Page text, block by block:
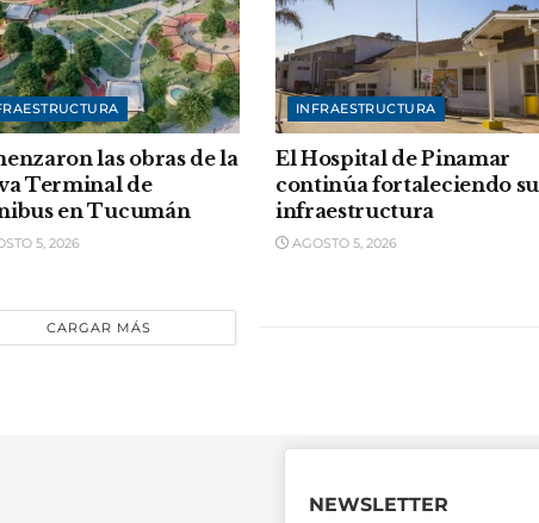
las obras de la
Terminal de
en Tucumán
5, 2026
INFRAESTRUCTURA
El Hospital de Pinamar
continúa fortaleciendo su
infraestructura
AGOSTO 5, 2026
CARGAR MÁS
NEWSLETTER